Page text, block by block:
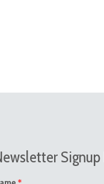
Signup